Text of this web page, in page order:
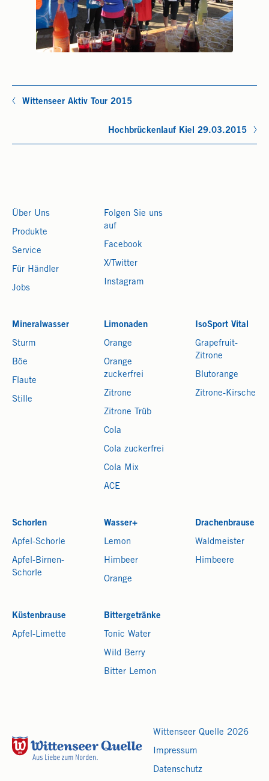
Wittenseer Aktiv Tour 2015
Hochbrückenlauf Kiel 29.03.2015
Mineralwasser
Sturm
Böe
Flaute
Stille
Limonaden
Orange
Orange
zuckerfrei
Zitrone
Zitrone Trüb
Cola
Cola zuckerfrei
Cola Mix
ACE
IsoSport Vital
Grapefruit-
Zitrone
Blutorange
Zitrone-Kirsche
Schorlen
Apfel-Schorle
Apfel-Birnen-
Schorle
Wasser+
Lemon
Himbeer
Orange
Drachenbrause
Waldmeister
Himbeere
Küstenbrause
Apfel-Limette
Bittergetränke
Tonic Water
Wild Berry
Bitter Lemon
Über Uns
Produkte
Service
Für Händler
Jobs
Folgen Sie uns
auf
Facebook
X/Twitter
Instagram
Wittenseer Quelle 2026
Impressum
Datenschutz